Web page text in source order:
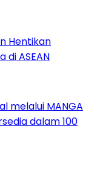
Hentikan
di ASEAN
melalui MANGA
dalam 100